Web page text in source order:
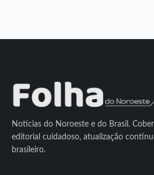
Notícias do Noroeste e do Brasil.
editorial cuidadoso, atualização
brasileiro.